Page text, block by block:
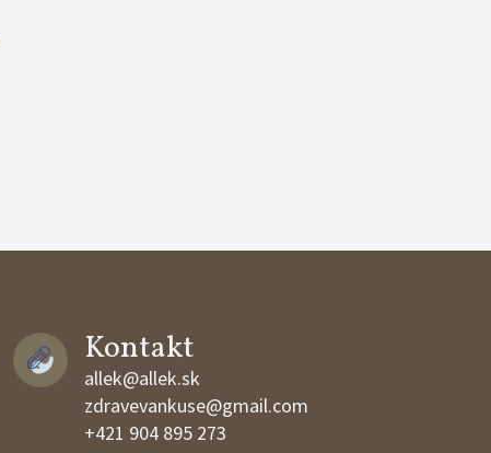
Kontakt
allek@allek.sk
zdravevankuse@gmail.com
+421 904 895 273